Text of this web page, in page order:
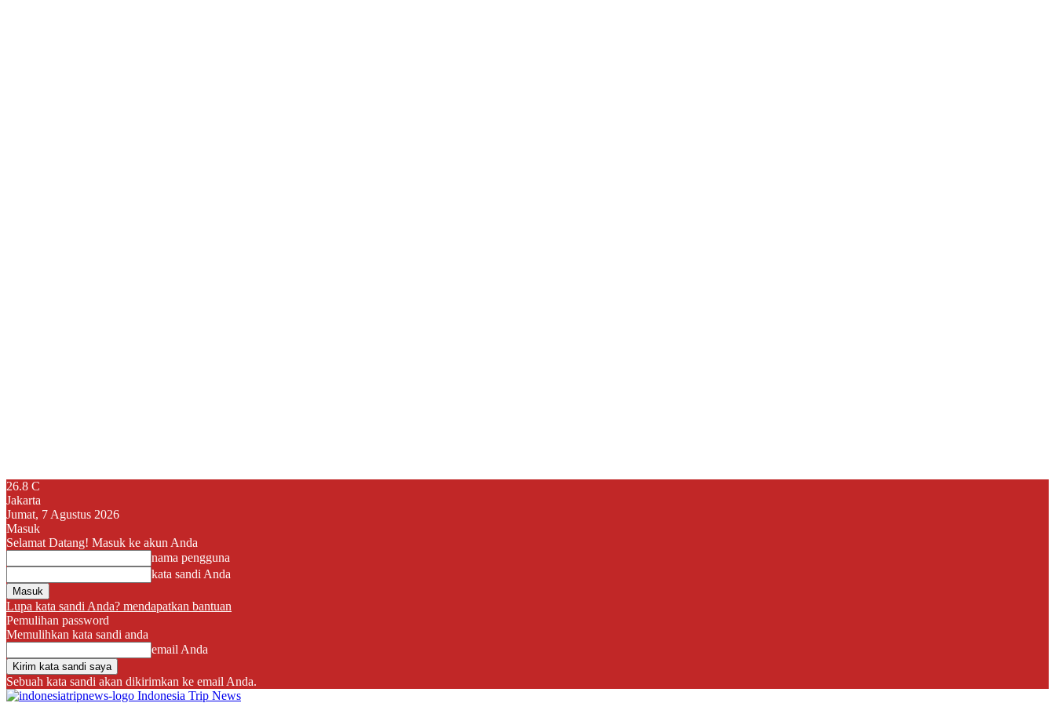
26.8 C
Jakarta
Jumat, 7 Agustus 2026
Masuk
Selamat Datang! Masuk ke akun Anda
nama pengguna
kata sandi Anda
Lupa kata sandi Anda? mendapatkan bantuan
Pemulihan password
Memulihkan kata sandi anda
email Anda
Sebuah kata sandi akan dikirimkan ke email Anda.
Indonesia Trip News